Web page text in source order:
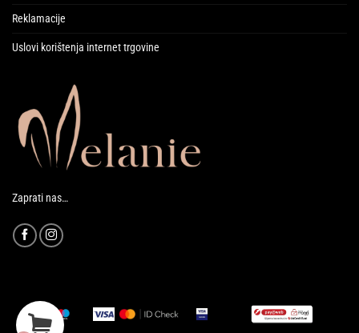
Reklamacije
Uslovi korištenja internet trgovine
Zaprati nas…